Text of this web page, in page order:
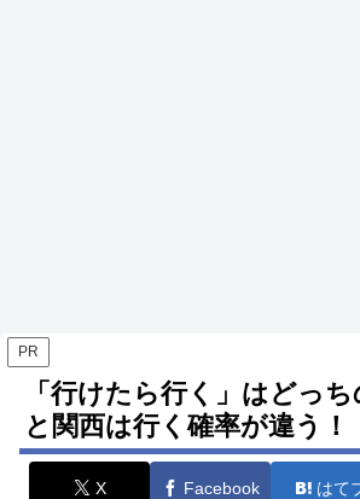
PR
「行けたら行く」はどっ
と関西は行く確率が違う！
X Facebook はて